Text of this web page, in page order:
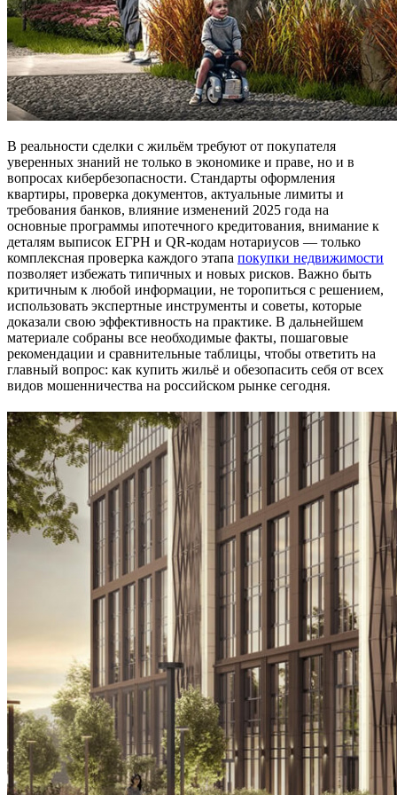
В реальности сделки с жильём требуют от покупателя
уверенных знаний не только в экономике и праве, но и в
вопросах кибербезопасности. Стандарты оформления
квартиры, проверка документов, актуальные лимиты и
требования банков, влияние изменений 2025 года на
основные программы ипотечного кредитования, внимание к
деталям выписок ЕГРН и QR-кодам нотариусов — только
комплексная проверка каждого этапа покупки недвижимости
позволяет избежать типичных и новых рисков. Важно быть
критичным к любой информации, не торопиться с решением,
использовать экспертные инструменты и советы, которые
доказали свою эффективность на практике. В дальнейшем
материале собраны все необходимые факты, пошаговые
рекомендации и сравнительные таблицы, чтобы ответить на
главный вопрос: как купить жильё и обезопасить себя от всех
видов мошенничества на российском рынке сегодня.